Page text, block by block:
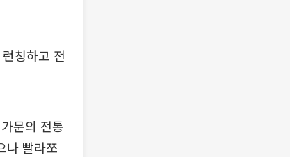
칭하고 전
문의 전통
나 빨라쪼